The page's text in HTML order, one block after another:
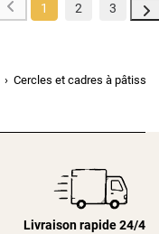
1 2 3
Cercles et cadres à
Livraison rapide 24/48h